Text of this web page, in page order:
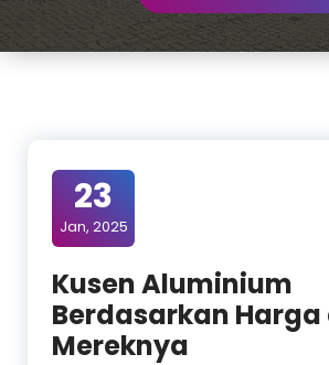
23
Jan, 2025
Kusen Aluminium
Berdasarkan Harga
Mereknya